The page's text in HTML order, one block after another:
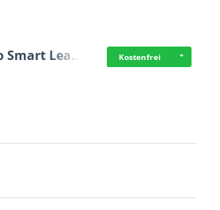
Smart Lea… Kostenfrei